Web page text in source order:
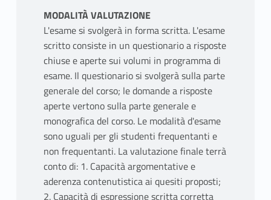
MODALITÀ VALUTAZIONE
L'esame si svolgerà in forma scritta. L'esame
scritto consiste in un questionario a risposte
chiuse e aperte sui volumi in programma di
esame. Il questionario si svolgerà sulla parte
generale del corso; le domande a risposte
aperte vertono sulla parte generale e
monografica del corso. Le modalità d'esame
sono uguali per gli studenti frequentanti e
non frequentanti. La valutazione finale terrà
conto di: 1. Capacità argomentative e
aderenza contenutistica ai quesiti proposti;
2. Capacità di espressione scritta corretta